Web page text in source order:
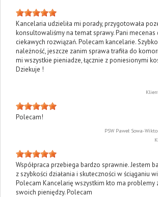
Kancelaria udzieliła mi porady, przygotowała
konsultowaliśmy na temat sprawy. Pani mecenas
ciekawych rozwiązań. Polecam kancelarie.
należność, jeszcze zanim sprawa trafiła do
mi wszystkie pieniadze, łącznie z poniesionymi
Dziekuje !
Polecam!
PSW Paweł Sowa-
Współpraca przebiega bardzo sprawnie. Jestem
z szybkości działania i skuteczności w ściąganiu
Polecam Kancelarię wszystkim kto ma problemy
swoich pieniędzy. Polecam